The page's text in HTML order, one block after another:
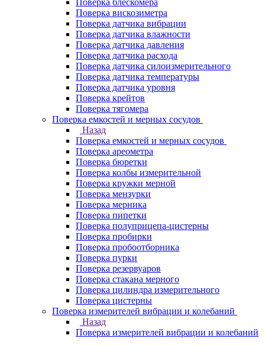
Поверка блескомера
Поверка вискозиметра
Поверка датчика вибрации
Поверка датчика влажности
Поверка датчика давления
Поверка датчика расхода
Поверка датчика силоизмерительного
Поверка датчика температуры
Поверка датчика уровня
Поверка крейтов
Поверка тягомера
Поверка емкостей и мерных сосудов
Назад
Поверка емкостей и мерных сосудов
Поверка ареометра
Поверка бюретки
Поверка колбы измерительной
Поверка кружки мерной
Поверка мензурки
Поверка мерника
Поверка пипетки
Поверка полуприцепа-цистерны
Поверка пробирки
Поверка пробоотборника
Поверка пурки
Поверка резервуаров
Поверка стакана мерного
Поверка цилиндра измерительного
Поверка цистерны
Поверка измерителей вибрации и колебаний
Назад
Поверка измерителей вибрации и колебаний